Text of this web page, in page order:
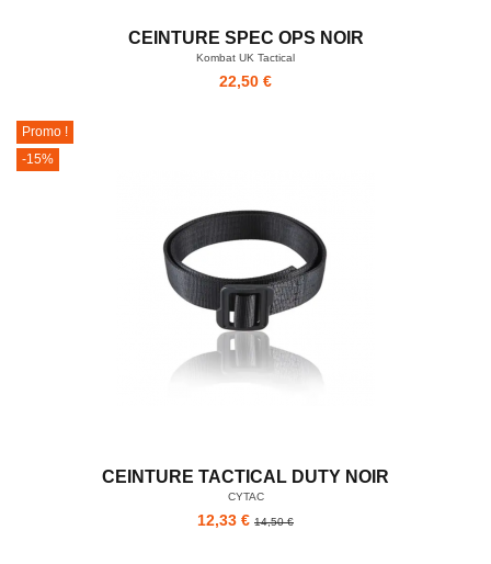
CEINTURE SPEC OPS NOIR
Kombat UK Tactical
22,50 €
Promo !
-15%
CEINTURE TACTICAL DUTY NOIR
CYTAC
12,33 € 14,50 €